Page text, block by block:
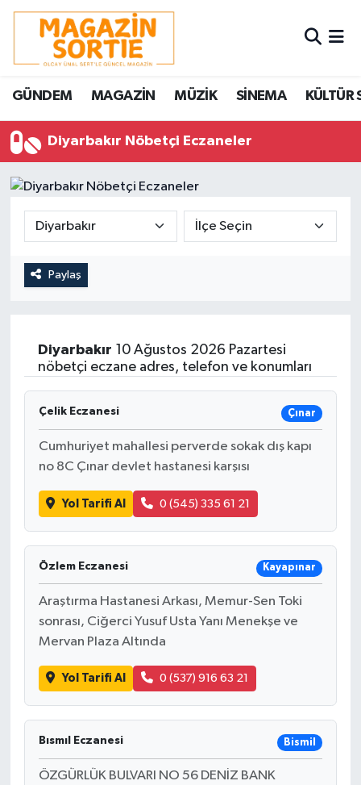
GÜNDEM MAGAZİN MÜZİK SİNEMA KÜLTÜR
Diyarbakır Nöbetçi Eczaneler
Paylaş
Diyarbakır 10 Ağustos 2026 Pazartesi
nöbetçi eczane adres, telefon ve konumları
Çelik Eczanesi Çınar
Cumhuriyet mahallesi perverde sokak dış kapı
no 8C Çınar devlet hastanesi karşısı
Yol Tarifi Al 0 (545) 335 61 21
Özlem Eczanesi Kayapınar
Araştırma Hastanesi Arkası, Memur-Sen Toki
sonrası, Ciğerci Yusuf Usta Yanı Menekşe ve
Mervan Plaza Altında
Yol Tarifi Al 0 (537) 916 63 21
Bısmıl Eczanesi Bismil
ÖZGÜRLÜK BULVARI NO 56 DENİZ BANK
Nöbetçi Eczaneler
Hava Durumu
Trafik Durumu
Süper Lig Puan Durumu ve Fikstür
Tüm Manşetler
Son Dakika Haberleri